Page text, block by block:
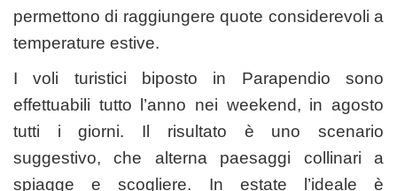
permettono di raggiungere quote considerevoli a
temperature estive.
I voli turistici biposto in Parapendio sono
effettuabili tutto l’anno nei weekend, in agosto
tutti i giorni. Il risultato è uno scenario
suggestivo, che alterna paesaggi collinari a
spiagge e scogliere. In estate l’ideale è